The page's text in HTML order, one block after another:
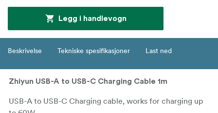
Legg i handlevogn
Beskrivelse Tekniske spesifikasjoner Last ned
Zhiyun USB-A to USB-C Charging Cable 1m
USB-A to USB-C Charging cable, works for charging up